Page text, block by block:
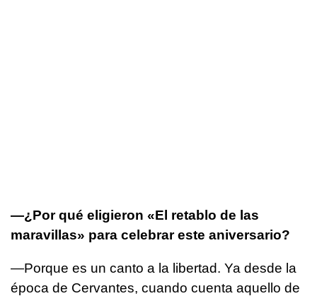
—¿Por qué eligieron «El retablo de las
maravillas» para celebrar este aniversario?
—Porque es un canto a la libertad. Ya desde la
época de Cervantes, cuando cuenta aquello de